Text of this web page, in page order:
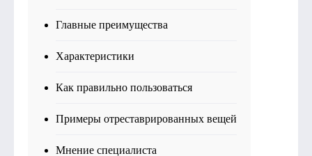
Главные преимущества
Характеристики
Как правильно пользоваться
Примеры отреставрированных вещей
Мнение специалиста